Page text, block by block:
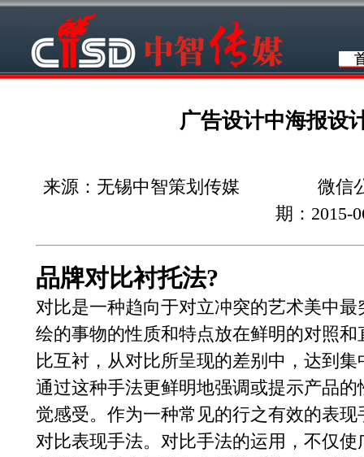
广告设计中海报设
来源：无锡中智策划传媒 微
期：2015-
品牌对比衬托法?
对比是一种趋向于对立冲突的艺术美中
绘的事物的性质和特点放在鲜明的对照
比互衬，从对比所呈现的差别中，达到
通过这种手法更鲜明地强调或提示产品
觉感受。作为一种常见的行之有效的表
对比表现手法。对比手法的运用，不仅